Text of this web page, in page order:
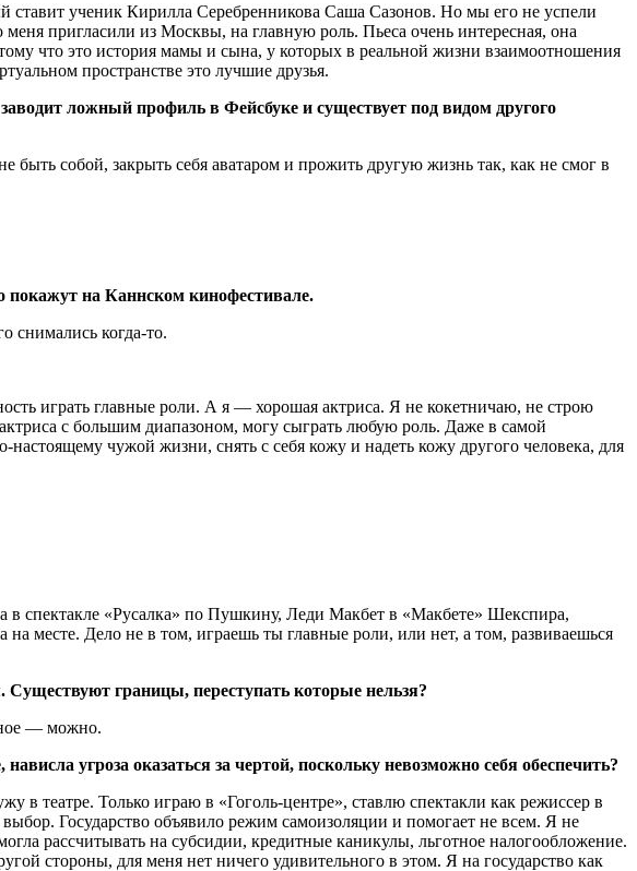
ставит ученик Кирилла Серебренникова Саша Сазонов. Но мы его не успели
пригласили из Москвы, на главную роль. Пьеса очень интересная, она
что это история мамы и сына, у которых в реальной жизни взаимоотношения
пространстве это лучшие друзья.
ложный профиль в Фейсбуке и существует под видом другого
собой, закрыть себя аватаром и прожить другую жизнь так, как не смог в
на Каннском кинофестивале.
снимались когда-то.
играть главные роли. А я — хорошая актриса. Я не кокетничаю, не строю
с большим диапазоном, могу сыграть любую роль. Даже в самой
чужой жизни, снять с себя кожу и надеть кожу другого человека, для
в спектакле «Русалка» по Пушкину, Леди Макбет в «Макбете» Шекспира,
месте. Дело не в том, играешь ты главные роли, или нет, а том, развиваешься
границы, переступать которые нельзя?
— можно.
угроза оказаться за чертой, поскольку невозможно себя обеспечить?
театре. Только играю в «Гоголь-центре», ставлю спектакли как режиссер в
Государство объявило режим самоизоляции и помогает не всем. Я не
рассчитывать на субсидии, кредитные каникулы, льготное налогообложение.
стороны, для меня нет ничего удивительного в этом. Я на государство как